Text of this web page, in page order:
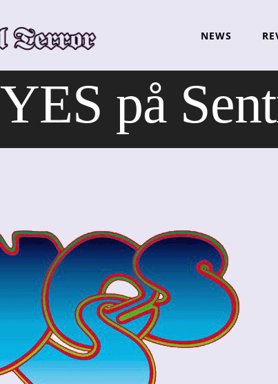
NEWS
YES på